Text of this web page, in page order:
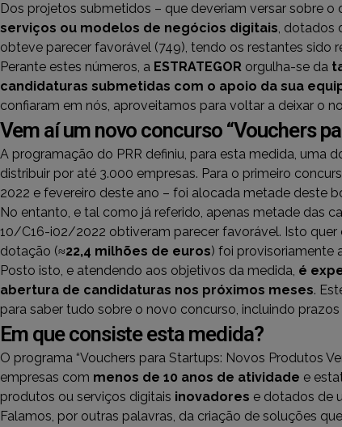
Dos projetos submetidos – que deveriam versar sobre
serviços ou modelos de negócios digitais, dotados
obteve parecer favorável (749), tendo os restantes sido
Perante estes números, a ESTRATEGOR orgulha-se da
candidaturas submetidas com o apoio da sua
confiaram em nós, aproveitamos para voltar a deixar o
Vem aí um novo concurso “Vouchers
A programação do PRR definiu, para esta medida, uma
distribuir por até 3.000 empresas. Para o primeiro
2022 e fevereiro deste ano – foi alocada metade deste
No entanto, e tal como já referido, apenas metade das
10/C16-i02/2022 obtiveram parecer favorável. Isto quer
dotação (≈22,4 milhões de euros) foi provisoriamente
Posto isto, e atendendo aos objetivos da medida, é
abertura de candidaturas nos próximos meses.
para saber tudo sobre o novo concurso, incluindo
Em que consiste esta medida?
O programa “Vouchers para Startups: Novos Produtos
empresas com menos de 10 anos de atividade e
produtos ou serviços digitais inovadores e dotados de
Falamos, por outras palavras, da criação de soluções